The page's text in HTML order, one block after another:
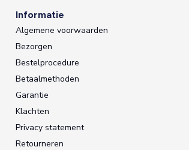
Informatie
Algemene voorwaarden
Bezorgen
Bestelprocedure
Betaalmethoden
Garantie
Klachten
Privacy statement
Retourneren